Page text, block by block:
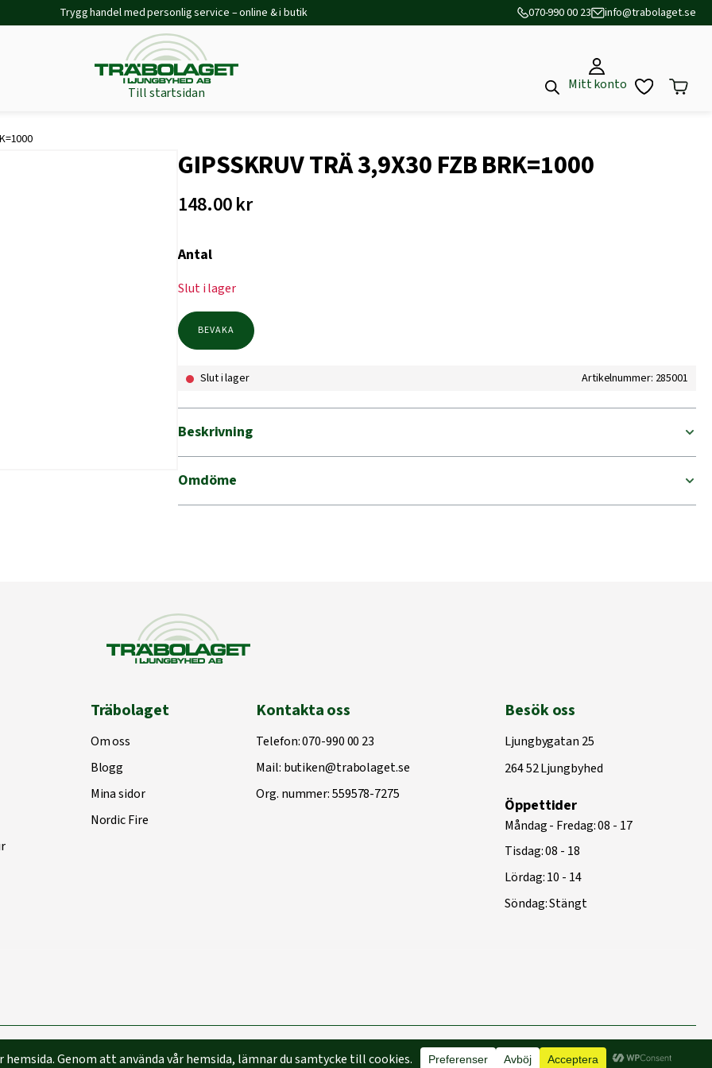
Trygg handel med personlig service – online & i butik 070-990 00 23 info@trabolaget.se
Till startsidan
Mitt konto
GIPSSKRUV TRÄ 3,9X30 FZB BRK=1000
148.00kr
Antal
Slut i lager
BEVAKA
Slut i lager Artikelnummer: 285001
Beskrivning
Omdöme
Träbolaget
Om oss
Blogg
Mina sidor
Nordic Fire
Kontakta oss
Telefon:070-990 00 23
Mail: butiken@trabolaget.se
Org. nummer: 559578-7275
Besök oss
Ljungbygatan 25
264 52 Ljungbyhed
Öppettider
Måndag - Fredag: 08 - 17
Tisdag: 08 - 18
Lördag: 10 - 14
Söndag: Stängt
Byggd med♥avCapace Media | Webbyrå Malmö